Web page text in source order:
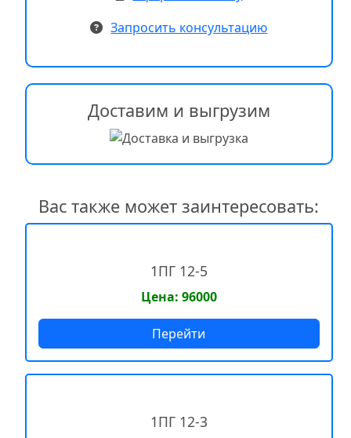
Запросить консультацию
Доставим и выгрузим
Вас также может заинтересовать:
1ПГ 12-5
Цена: 96000
Перейти
1ПГ 12-3